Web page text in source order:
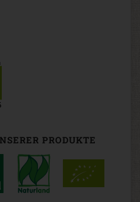
PRODUKTE